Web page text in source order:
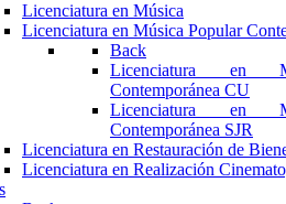
Licenciatura en Música
Licenciatura en Música Popular
Back
Licenciatura en
Contemporánea CU
Licenciatura en
Contemporánea SJR
Licenciatura en Restauración de
Licenciatura en Realización